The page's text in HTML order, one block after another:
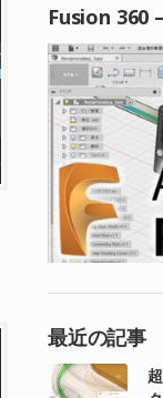
Fusion 360
最近の記事